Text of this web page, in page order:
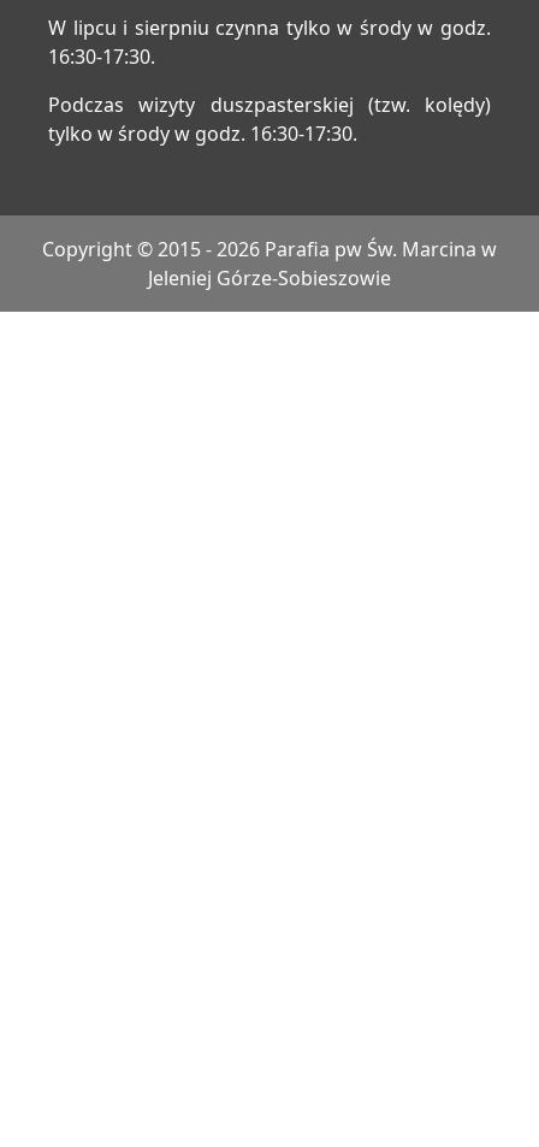
W lipcu i sierpniu czynna tylko w środy w godz.
16:30-17:30.
Podczas wizyty duszpasterskiej (tzw. kolędy)
tylko w środy w godz. 16:30-17:30.
Copyright © 2015 - 2026 Parafia pw Św. Marcina w
Jeleniej Górze-Sobieszowie